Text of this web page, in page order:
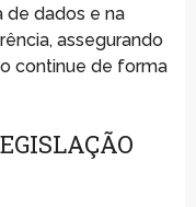
de dados e na
assegurando
continue de forma